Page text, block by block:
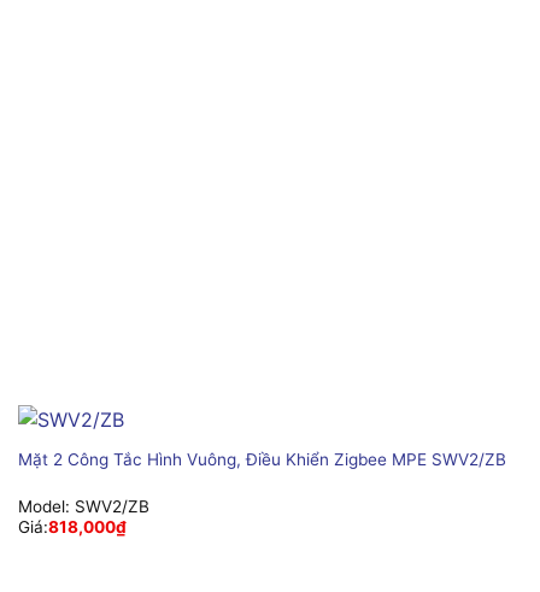
Mặt 2 Công Tắc Hình Vuông, Điều Khiển Zigbee MPE SWV2/ZB
Model: SWV2/ZB
Giá:818,000₫